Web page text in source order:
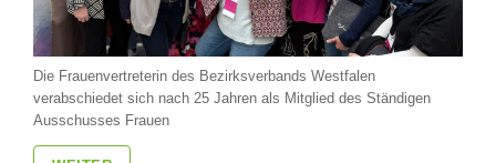
Die Frauenvertreterin des Bezirksverbands Westfalen
verabschiedet sich nach 25 Jahren als Mitglied des Ständigen
Ausschusses Frauen